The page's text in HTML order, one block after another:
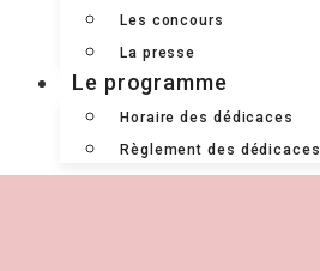
Les concours
La presse
Le programme
Horaire des dédicaces
Règlement des dédicaces